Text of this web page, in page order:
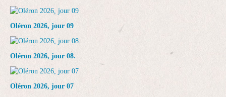
Oléron 2026, jour 09
Oléron 2026, jour 08.
Oléron 2026, jour 07